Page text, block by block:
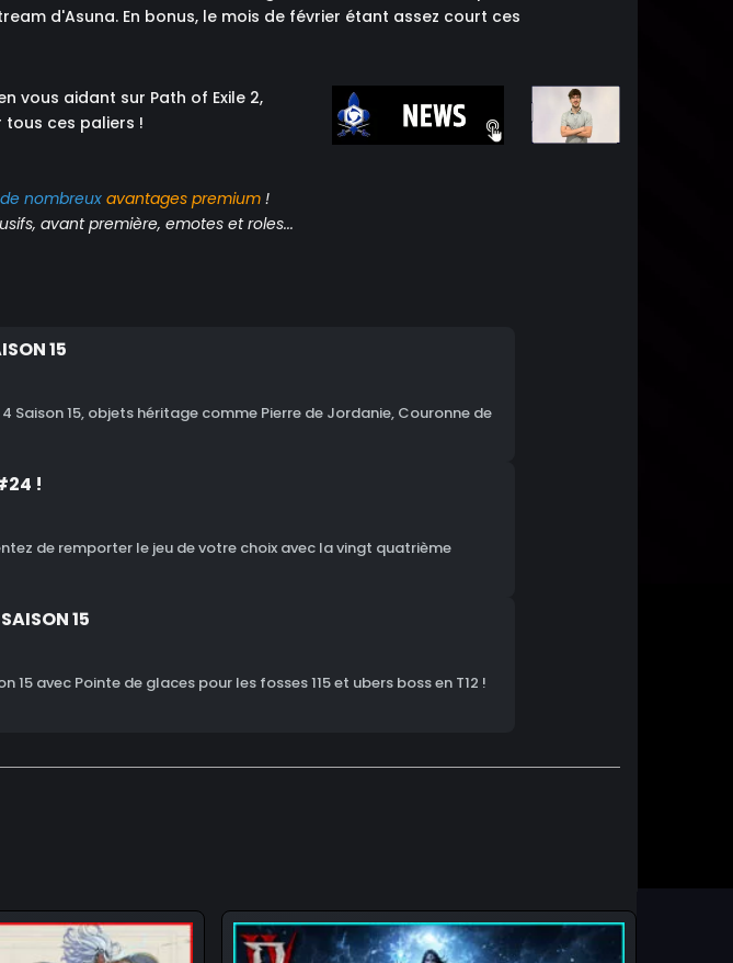
d'Asuna. En bonus, le mois de février étant assez court ces
vous aidant sur Path of Exile 2,
tous ces paliers !
nombreux avantages premium !
avant première, emotes et roles...
15
Saison 15, objets héritage comme Pierre de Jordanie, Couronne de
!
de remporter le jeu de votre choix avec la vingt quatrième
15
15 avec Pointe de glaces pour les fosses 115 et ubers boss en T12 !